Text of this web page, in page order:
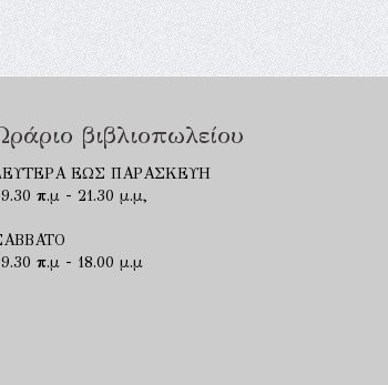
βιβλιοπωλείου
ΕΩΣ ΠΑΡΑΣΚΕΥΗ
π.μ - 21.30 μ.μ,
π.μ - 18.00 μ.μ